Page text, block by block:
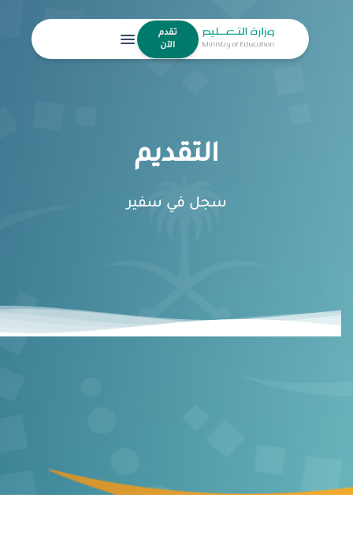
تقدم
الآن
menu
التقديم
سجل في سفير